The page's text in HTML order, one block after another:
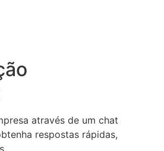
através de um chat
respostas rápidas,